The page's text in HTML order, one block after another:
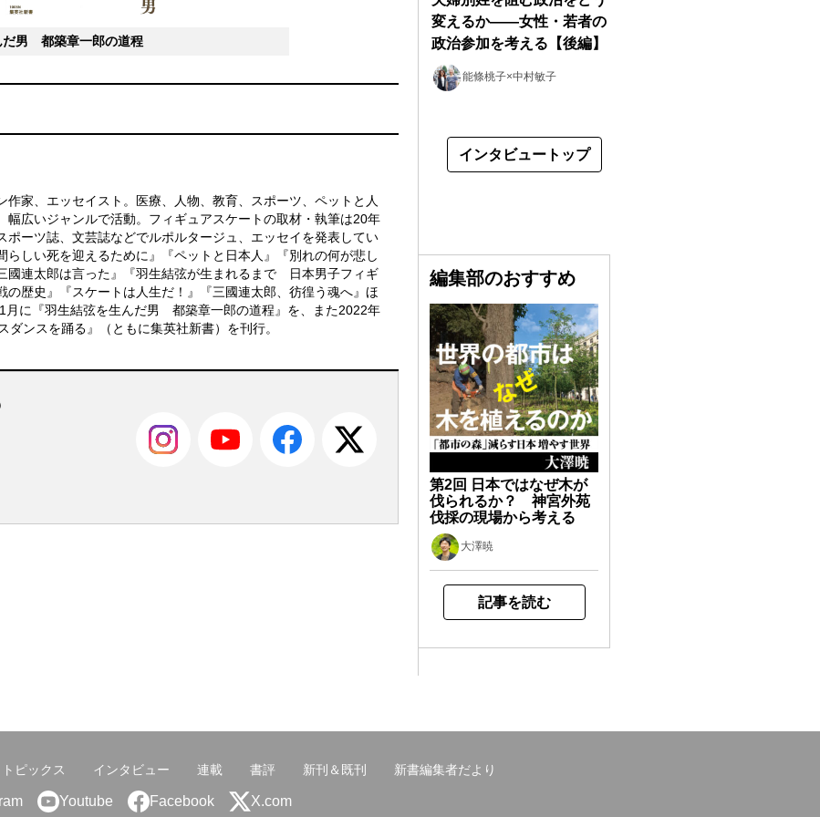
だ男 都築章一郎の道程
作家、エッセイスト。医療、人物、教育、スポーツ、ペットと人
幅広いジャンルで活動。フィギュアスケートの取材・執筆は20年
ポーツ誌、文芸誌などでルポルタージュ、エッセイを発表してい
らしい死を迎えるために』『ペットと日本人』『別れの何が悲し
國連太郎は言った』『羽生結弦が生まれるまで 日本男子フィギ
の歴史』『スケートは人生だ！』『三國連太郎、彷徨う魂へ』ほ
月に『羽生結弦を生んだ男 都築章一郎の道程』を、また2022年
ダンスを踊る』（ともに集英社新書）を刊行。
変えるか――女性・若者の
政治参加を考える【後編】
能條桃子×中村敏子
インタビュートップ
編集部のおすすめ
第2回 日本ではなぜ木が
伐られるか？ 神宮外苑
伐採の現場から考える
大澤暁
記事を読む
トピックス インタビュー 連載 書評 新刊＆既刊 新書編集者だより
Youtube Facebook X.com